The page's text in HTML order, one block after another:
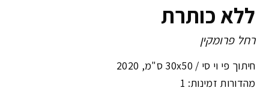
ללא כותרת
רחל פרומקין
חיתוך פי וי סי / 30x50 ס"מ ,
מהדורות זמינות: 1